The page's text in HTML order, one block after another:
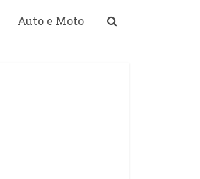
Auto e Moto